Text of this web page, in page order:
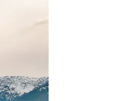
et en les faisant glisser.